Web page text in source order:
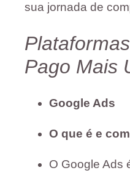
sua jornada de
Pago Mais
Google Ads
O que é e
O Google Ads